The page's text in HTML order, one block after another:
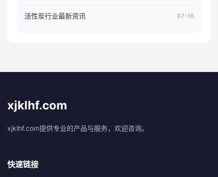
活性炭行业最新资讯 07-16
xjklhf.com
xjklhf.com提供专业的产品与服务，欢迎咨询。
快速链接